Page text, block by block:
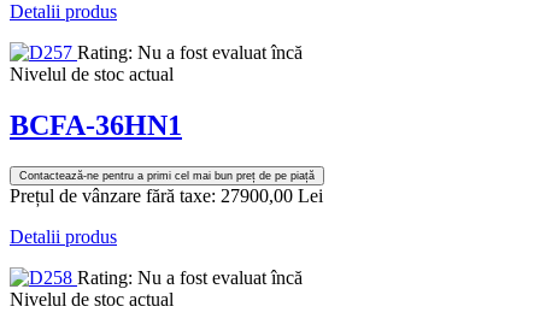
Detalii produs
Rating: Nu a fost evaluat încă
Nivelul de stoc actual
BCFA-36HN1
Contactează-ne pentru a primi cel mai bun preț de pe piață
Prețul de vânzare fără taxe: 27900,00 Lei
Detalii produs
Rating: Nu a fost evaluat încă
Nivelul de stoc actual